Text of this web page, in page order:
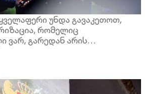
უნდა გავაკეთოთ,
რომელიც
ვარ, გარედან არის
დავასრულოთ